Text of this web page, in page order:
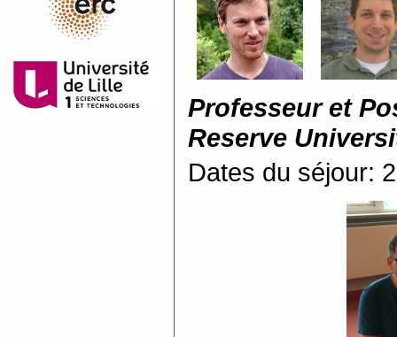
Professeur et
Reserve
Dates du séjour: